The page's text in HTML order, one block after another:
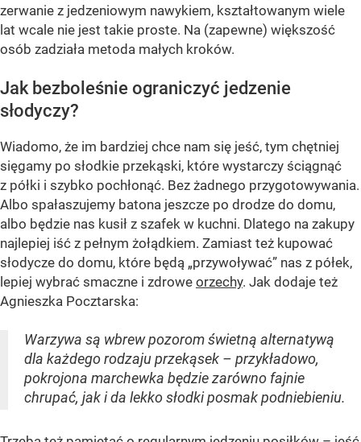
zerwanie z jedzeniowym nawykiem, kształtowanym wiele
lat wcale nie jest takie proste. Na (zapewne) większość
osób zadziała metoda małych kroków.
Jak bezboleśnie ograniczyć jedzenie
słodyczy?
Wiadomo, że im bardziej chce nam się jeść, tym chętniej
sięgamy po słodkie przekąski, które wystarczy ściągnąć
z półki i szybko pochłonąć. Bez żadnego przygotowywania.
Albo spałaszujemy batona jeszcze po drodze do domu,
albo będzie nas kusił z szafek w kuchni. Dlatego na zakupy
najlepiej iść z pełnym żołądkiem. Zamiast też kupować
słodycze do domu, które będą „przywoływać” nas z półek,
lepiej wybrać smaczne i zdrowe orzechy. Jak dodaje też
Agnieszka Pocztarska:
Warzywa są wbrew pozorom świetną alternatywą
dla każdego rodzaju przekąsek – przykładowo,
pokrojona marchewka będzie zarówno fajnie
chrupać, jak i da lekko słodki posmak podniebieniu.